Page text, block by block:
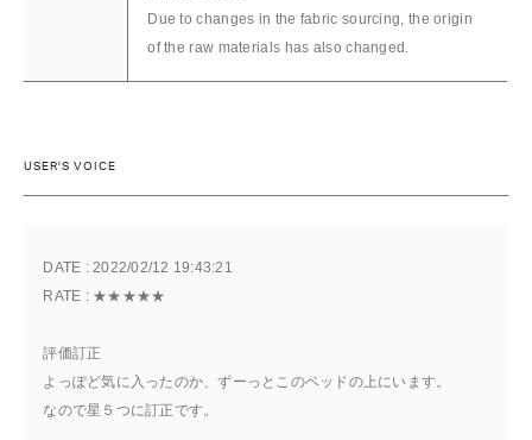
Due to changes in the fabric sourcing, the origin
of the raw materials has also changed.
USER'S VOICE
評価訂正
DATE : 2022/02/12 19:43:21
RATE : ★★★★★
よっぽど気に入ったのか、ずーっとこのベッドの上にいます。
なので星５つに訂正です。